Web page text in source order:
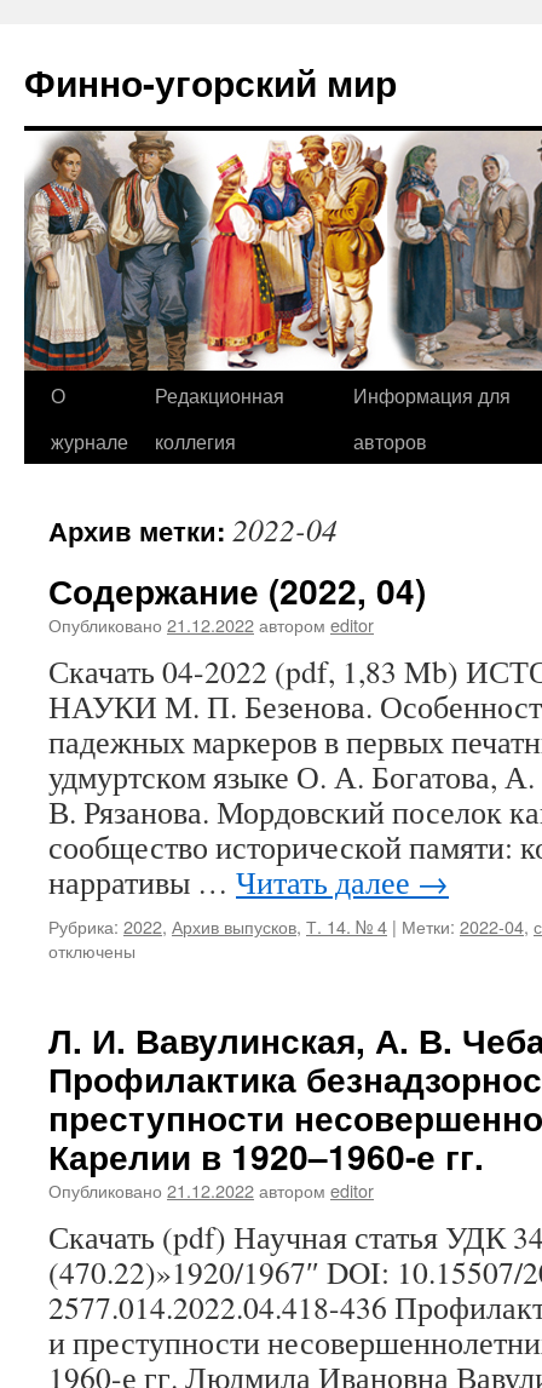
Финно-угорский мир
Перейти
О
журнале
Редакционная
коллегия
Информация для
авторов
Архив метки: 2022-04
Содержание (2022, 04)
Опубликовано 21.12.2022автором editor
Скачать 04-2022 (pdf, 1,83 Mb)
НАУКИ М. П. Безенова.
падежных маркеров в первых
удмуртском языке О. А. Богатова,
В. Рязанова. Мордовский поселок
сообщество исторической памяти:
нарративы … Читать далее →
Рубрика: 2022, Архив выпусков, Т. 14. № 4 | Метки: 2022-04,
отключены
Л. И. Вавулинская, А. В.
Профилактика
преступности
Карелии в 1920–1960-е гг.
Опубликовано 21.12.2022автором editor
Скачать (pdf) Научная статья УДК
(470.22)»1920/1967″ DOI: 10.15507/
2577.014.2022.04.418-436
и преступности
1960-е гг. Людмила Ивановна